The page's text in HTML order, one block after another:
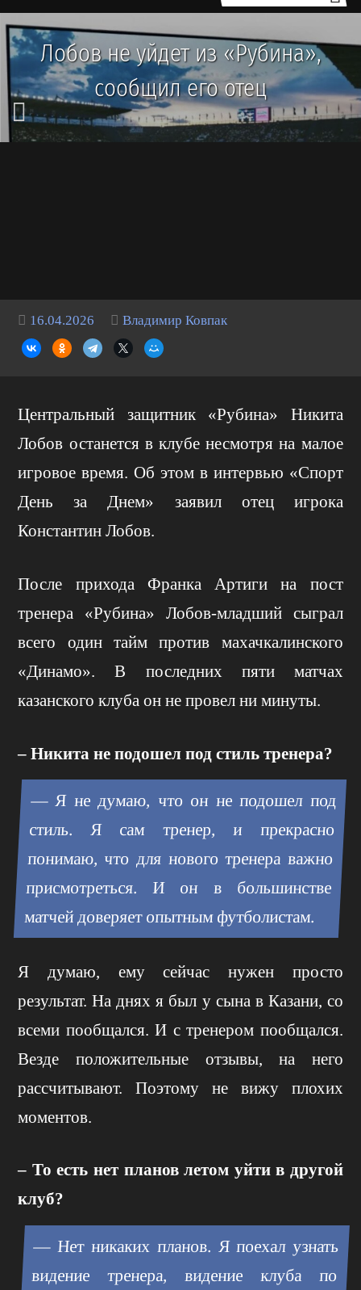
Лобов не уйдет из «Рубина»,
сообщил его отец
16.04.2026 Владимир Ковпак
Центральный защитник «Рубина» Никита
Лобов останется в клубе несмотря на малое
игровое время. Об этом в интервью «Спорт
День за Днем» заявил отец игрока
Константин Лобов.
После прихода Франка Артиги на пост
тренера «Рубина» Лобов-младший сыграл
всего один тайм против махачкалинского
«Динамо». В последних пяти матчах
казанского клуба он не провел ни минуты.
– Никита не подошел под стиль тренера?
— Я не думаю, что он не подошел под
стиль. Я сам тренер, и прекрасно
понимаю, что для нового тренера важно
присмотреться. И он в большинстве
матчей доверяет опытным футболистам.
Я думаю, ему сейчас нужен просто
результат. На днях я был у сына в Казани, со
всеми пообщался. И с тренером пообщался.
Везде положительные отзывы, на него
рассчитывают. Поэтому не вижу плохих
моментов.
– То есть нет планов летом уйти в другой
клуб?
— Нет никаких планов. Я поехал узнать
видение тренера, видение клуба по